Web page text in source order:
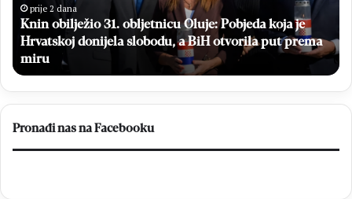
koja
Hrvatskoj
donijela
slobodu,
a
BiH
otvorila
prije 2 dana
Knin obilježio 31. obljetnicu Oluje: Pobjeda koja je
Hrvatskoj donijela slobodu, a BiH otvorila put prema
miru
Pronađi nas na Facebooku